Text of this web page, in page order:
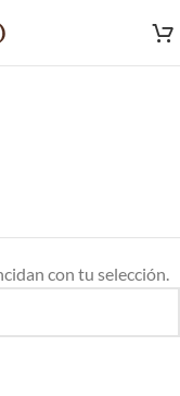
con tu selección.